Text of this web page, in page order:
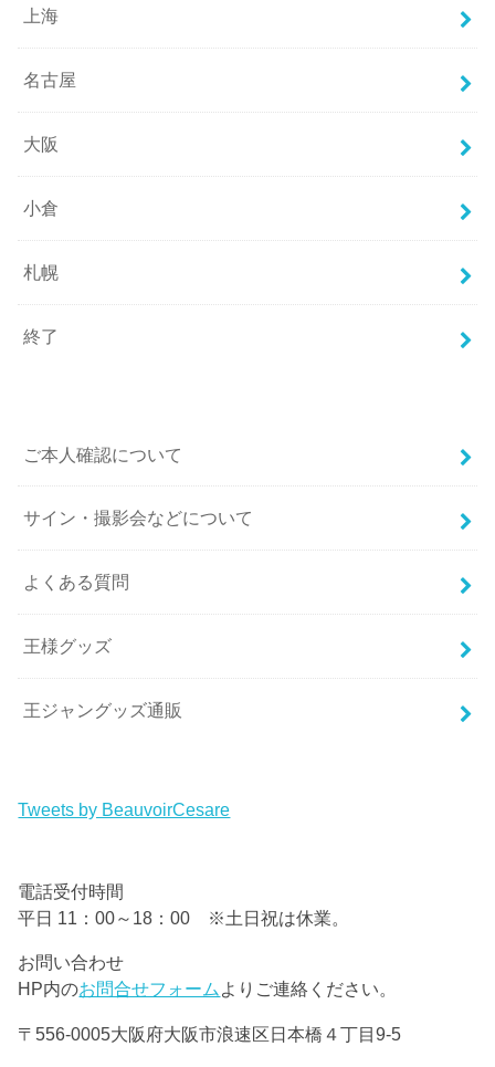
上海
名古屋
大阪
小倉
札幌
終了
ご本人確認について
サイン・撮影会などについて
よくある質問
王様グッズ
王ジャングッズ通販
Tweets by BeauvoirCesare
電話受付時間
平日 11：00～18：00 ※土日祝は休業。
お問い合わせ
HP内のお問合せフォーム よりご連絡ください。
〒556-0005大阪府大阪市浪速区日本橋４丁目9-5